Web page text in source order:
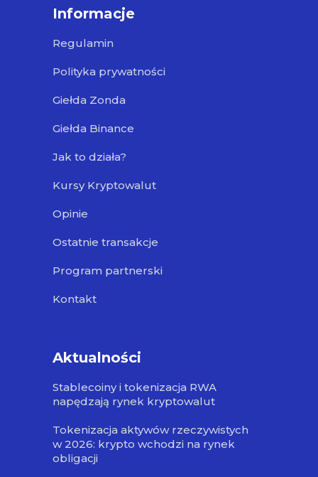
Informacje
Regulamin
Polityka prywatności
Giełda Zonda
Giełda Binance
Jak to działa?
Kursy Kryptowalut
Opinie
Ostatnie transakcje
Program partnerski
Kontakt
Aktualności
Stablecoiny i tokenizacja RWA
napędzają rynek kryptowalut
Tokenizacja aktywów rzeczywistych
w 2026: krypto wchodzi na rynek
obligacji